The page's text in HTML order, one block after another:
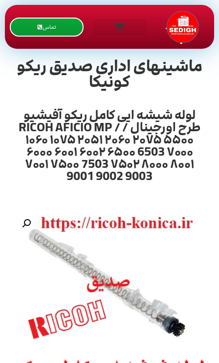
تماس
ماشینهای اداری صدیق ریکو
کونیکا
لوله شیشه ایی کامل ریکو آفیشیو
طرح اورجینال / RICOH AFICIO MP /
۱۰۶۰ ۱۰۷۵ ۲۰۵۱ ۲۰۶۰ ۲۰۷۵ ۵۵۰۰
۶۰۰۰ ۶۰۰۱ ۶۰۰۲ ۶۵۰۰ 6503 ۷۰۰۰
۷۰۰۱ ۷۵۰۰ 7503 ۷۵۰۲ ۸۰۰۰ ۸۰۰۱
9001 9002 9003